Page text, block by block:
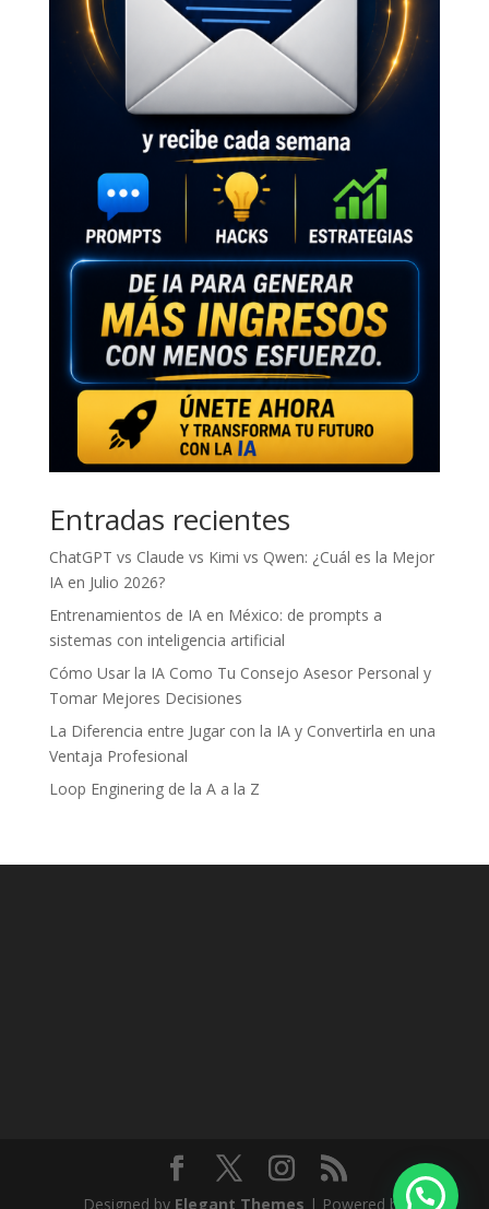
Entradas recientes
ChatGPT vs Claude vs Kimi vs Qwen: ¿Cuál es la Mejor
IA en Julio 2026?
Entrenamientos de IA en México: de prompts a
sistemas con inteligencia artificial
Cómo Usar la IA Como Tu Consejo Asesor Personal y
Tomar Mejores Decisiones
La Diferencia entre Jugar con la IA y Convertirla en una
Ventaja Profesional
Loop Enginering de la A a la Z
Designed by Elegant Themes | Powered by